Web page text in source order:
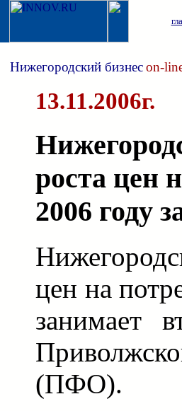
Нижегородский бизнесon-
13.11.2006г.
роста цен
2006 году
цен на
занимает
(ПФО).